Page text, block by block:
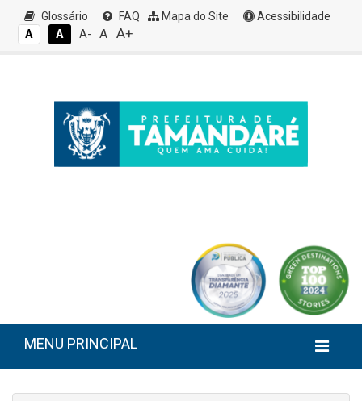
Glossário FAQ Mapa do Site
Acessibilidade
A
A A- A A+
MENU PRINCIPAL